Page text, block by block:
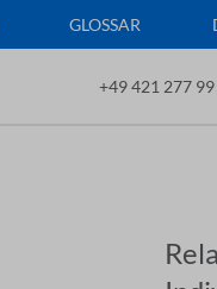
GLOSSAR
+49 421 277